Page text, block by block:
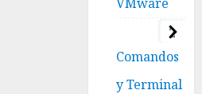
2
Comandos
y Terminal